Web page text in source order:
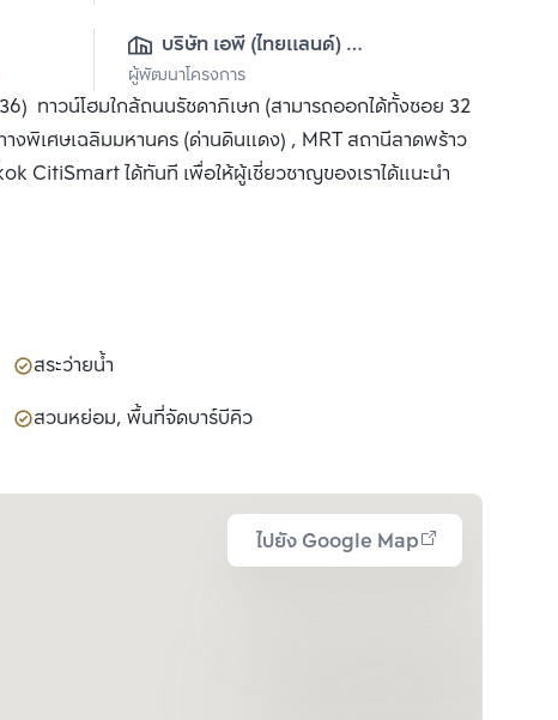
บริษัท เอพี (ไทยแลนด์)
จำกัด(มหาชน)
ผู้พัฒนาโครงการ
ทาวน์โฮมใกล้ถนนรัชดาภิเษก (สามารถออกได้ทั้งซอย 32
พิเศษเฉลิมมหานคร (ด่านดินแดง) , MRT สถานีลาดพร้าว
CitiSmart ได้ทันที เพื่อให้ผู้เชี่ยวชาญของเราได้แนะนำ
สระว่ายน้ำ
สวนหย่อม, พื้นที่จัดบาร์บีคิว
ไปยัง Google Map